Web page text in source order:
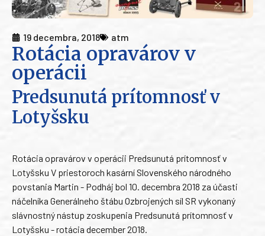
19 decembra, 2018 atm
Rotácia opravárov v
operácii
Predsunutá prítomnosť v
Lotyšsku
Rotácia opravárov v operácii Predsunutá prítomnosť v
Lotyšsku V priestoroch kasární Slovenského národného
povstania Martin - Podháj bol 10. decembra 2018 za účasti
náčelníka Generálneho štábu Ozbrojených síl SR vykonaný
slávnostný nástup zoskupenia Predsunutá prítomnosť v
Lotyšsku - rotácia december 2018.